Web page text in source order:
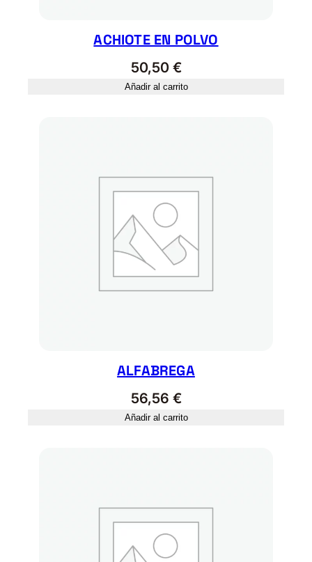
ACHIOTE EN POLVO
50,50 €
Añadir al carrito
ALFABREGA
56,56 €
Añadir al carrito